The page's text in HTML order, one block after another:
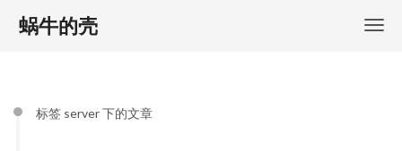
蜗牛的壳
标签 server 下的文章